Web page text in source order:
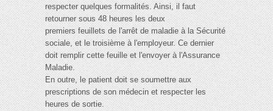
respecter quelques formalités. Ainsi, il faut
retourner sous 48 heures les deux
premiers feuillets de l'arrêt de maladie à la Sécurité
sociale, et le troisième à l'employeur. Ce dernier
doit remplir cette feuille et l'envoyer à l'Assurance
Maladie.
En outre, le patient doit se soumettre aux
prescriptions de son médecin et respecter les
heures de sortie.